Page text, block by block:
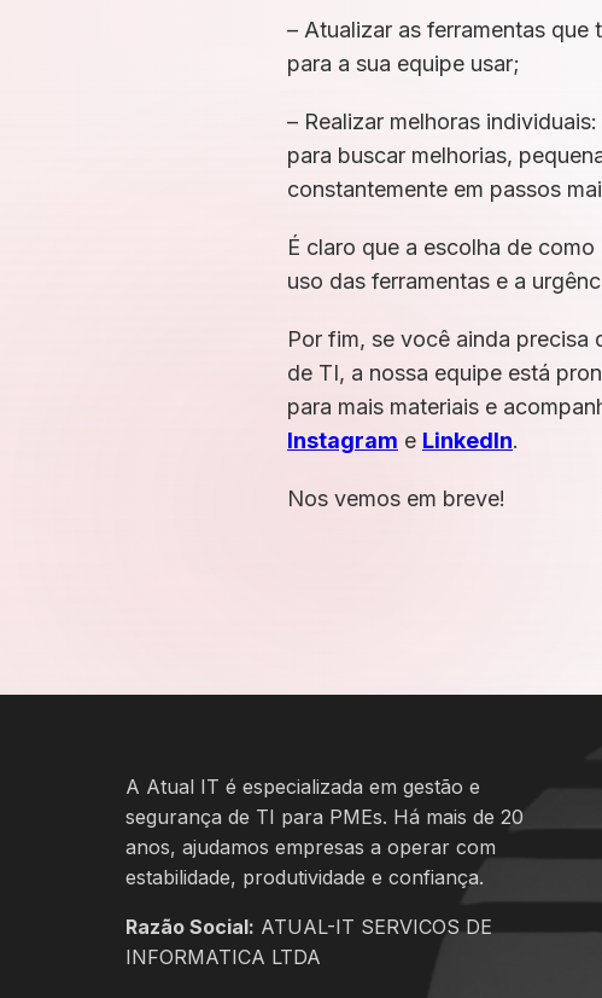
– Atualizar as ferramentas
para a sua equipe usar;
– Realizar melhoras
para buscar melhorias,
constantemente em passos
É claro que a escolha de
uso das ferramentas e a
Por fim, se você ainda precisa
de TI, a nossa equipe está
para mais materiais e
Instagram e LinkedIn.
Nos vemos em breve!
A Atual IT é especializada em gestão e
segurança de TI para PMEs. Há mais de 20
anos, ajudamos empresas a operar com
estabilidade, produtividade e confiança.
Razão Social: ATUAL-IT SERVICOS DE
INFORMATICA LTDA